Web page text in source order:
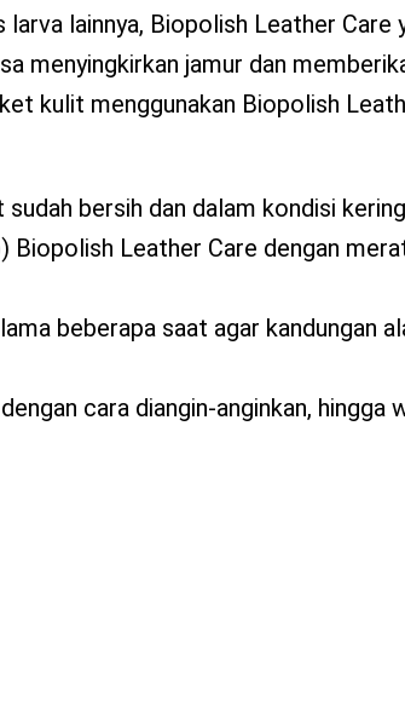
lainnya, Biopolish Leather Care
menyingkirkan jamur dan
kulit menggunakan Biopolish
bersih dan dalam kondisi
Biopolish Leather Care dengan
beberapa saat agar kandungan
cara diangin-anginkan, hingga